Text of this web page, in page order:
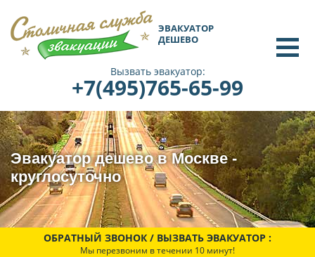
ЭВАКУАТОР
ДЕШЕВО
Вызвать эвакуатор:
+7(495)765-65-99
Эвакуатор дешево в Москве -
круглосуточно
ОБРАТНЫЙ ЗВОНОК / ВЫЗВАТЬ ЭВАКУАТОР :
Мы перезвоним в течении 10 минут!